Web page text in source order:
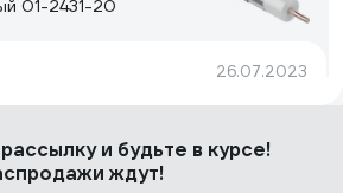
01-2431-20
26.07.2023
и будьте в курсе!
ждут!